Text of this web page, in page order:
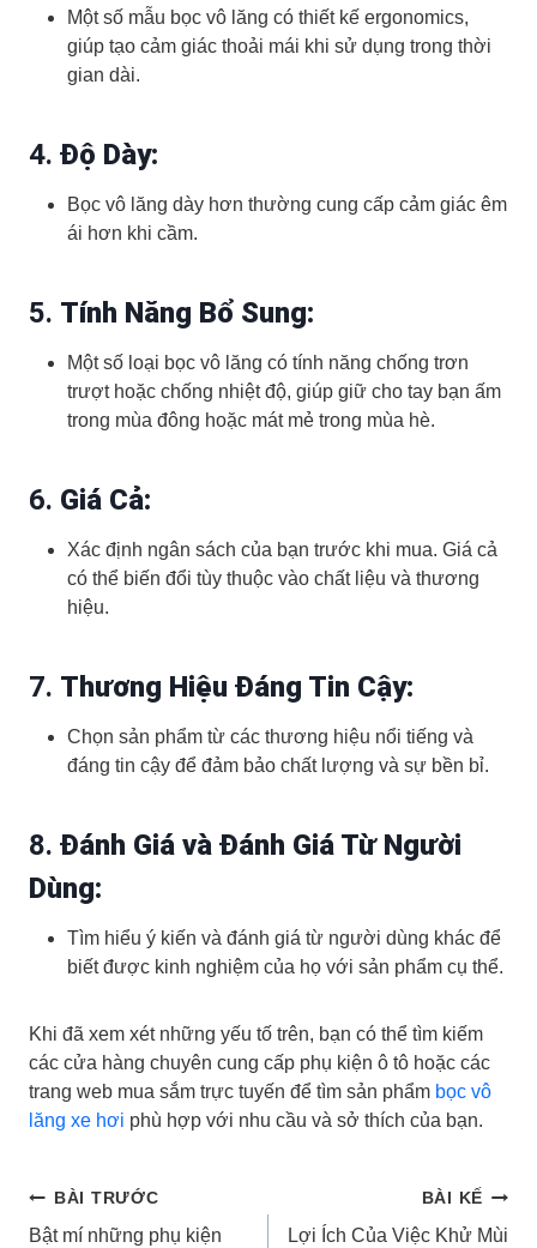
Một số mẫu bọc vô lăng có thiết kế ergonomics,
giúp tạo cảm giác thoải mái khi sử dụng trong thời
gian dài.
4. Độ Dày:
Bọc vô lăng dày hơn thường cung cấp cảm giác êm
ái hơn khi cầm.
5. Tính Năng Bổ Sung:
Một số loại bọc vô lăng có tính năng chống trơn
trượt hoặc chống nhiệt độ, giúp giữ cho tay bạn ấm
trong mùa đông hoặc mát mẻ trong mùa hè.
6. Giá Cả:
Xác định ngân sách của bạn trước khi mua. Giá cả
có thể biến đổi tùy thuộc vào chất liệu và thương
hiệu.
7. Thương Hiệu Đáng Tin Cậy:
Chọn sản phẩm từ các thương hiệu nổi tiếng và
đáng tin cậy để đảm bảo chất lượng và sự bền bỉ.
8. Đánh Giá và Đánh Giá Từ Người
Dùng:
Tìm hiểu ý kiến và đánh giá từ người dùng khác để
biết được kinh nghiệm của họ với sản phẩm cụ thể.
Khi đã xem xét những yếu tố trên, bạn có thể tìm kiếm
các cửa hàng chuyên cung cấp phụ kiện ô tô hoặc các
trang web mua sắm trực tuyến để tìm sản phẩm bọc vô
lăng xe hơi phù hợp với nhu cầu và sở thích của bạn.
Điều
BÀI TRƯỚC
Bật mí những phụ kiện
BÀI KẾ
Lợi Ích Của Việc Khử Mùi